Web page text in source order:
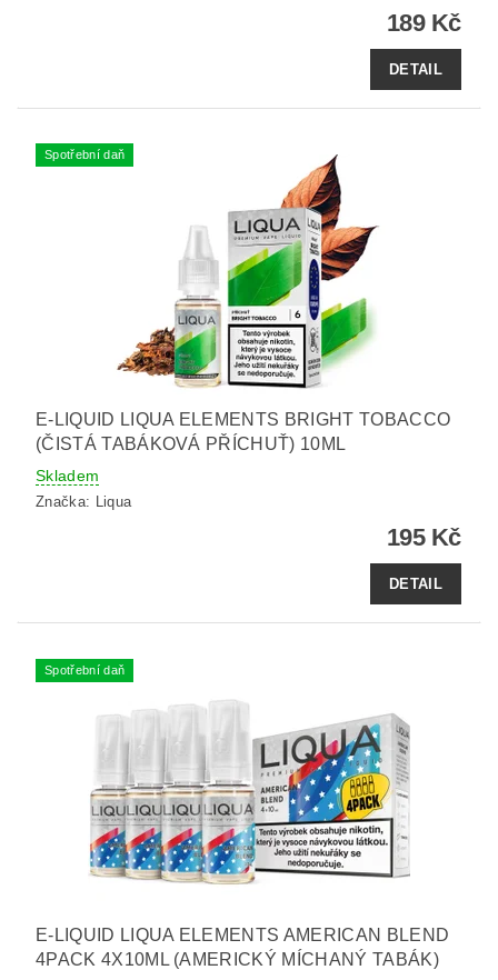
189 Kč
DETAIL
Spotřební daň
E-LIQUID LIQUA ELEMENTS BRIGHT TOBACCO
(ČISTÁ TABÁKOVÁ PŘÍCHUŤ) 10ML
Skladem
Značka: Liqua
195 Kč
DETAIL
Spotřební daň
E-LIQUID LIQUA ELEMENTS AMERICAN BLEND
4PACK 4X10ML (AMERICKÝ MÍCHANÝ TABÁK)